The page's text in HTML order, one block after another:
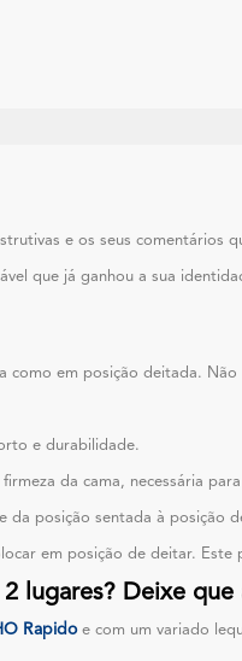
e os seus comentários
que já ganhou a sua
em posição deitada.
e durabilidade.
da cama, necessária
da posição sentada à posição
em posição de deitar.
lugares? Deixe que
Rapidoe com um variado